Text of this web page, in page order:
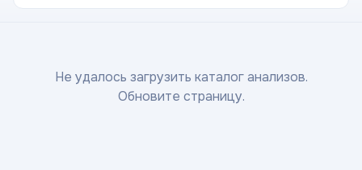
Не удалось загрузить каталог анализов.
Обновите страницу.